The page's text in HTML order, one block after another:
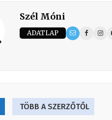
Szél Móni
ADATLAP
TÖBB A SZERZŐTŐL